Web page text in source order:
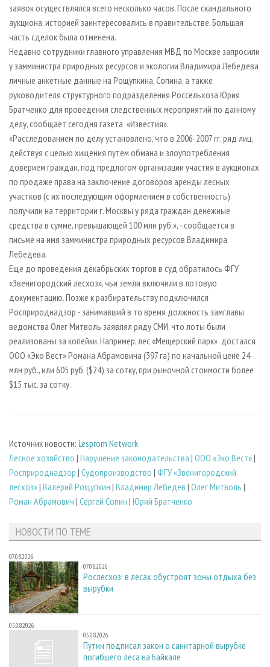
заявок осуществлялся всего несколько часов. После скандального
аукциона, историей заинтересовались в правительстве. Большая
часть сделок была отменена.
Недавно сотрудники главного управления МВД по Москве запросили
у замминистра природных ресурсов и экологии Владимира Лебедева
личные анкетные данные на Рощупкина, Сопина, а также
руководителя структурного подразделения Россельхоза Юрия
Братченко для проведения следственных мероприятий по данному
делу, сообщает сегодня газета «Известия».
«Расследованием по делу установлено, что в 2006-2007 гг. ряд лиц,
действуя с целью хищения путем обмана и злоупотребления
доверием граждан, под предлогом организации участия в аукционах
по продаже права на заключение договоров аренды лесных
участков (с их последующим оформлением в собственность)
получили на территории г. Москвы у ряда граждан денежные
средства в сумме, превышающей 100 млн руб.», - сообщается в
письме на имя замминистра природных ресурсов Владимира
Лебедева.
Еще до проведения декабрьских торгов в суд обратилось ФГУ
«Звенигородский лесхоз», чьи земли включили в лотовую
документацию. Позже к разбирательству подключился
Росприроднадзор - занимавший в то время должность замглавы
ведомства Олег Митволь заявлял ряду СМИ, что лоты были
реализованы за копейки. Например, лес «Мещерский парк» достался
ООО «Эко Вест» Романа Абрамовича (397 га) по начальной цене 24
млн руб., или 605 руб. ($24) за сотку, при рыночной стоимости более
$15 тыс. за сотку.
Источник новости: Lesprom Network
Лесное хозяйство | Нарушение законодательства | ООО «Эко Вест»|
Росприроднадзор | Судопроизводство | ФГУ «Звенигородский
лесхоз»| Валерий Рощупкин | Владимир Лебедев | Олег Митволь |
Роман Абрамович | Сергей Сопин | Юрий Братченко
НОВОСТИ ПО ТЕМЕ
07.08.2026
07.08.2026
Рослесхоз: в лесах обустроят зоны отдыха без
вырубки
05.08.2026
05.08.2026
Путин подписал закон о санитарной вырубке
погибшего леса на Байкале